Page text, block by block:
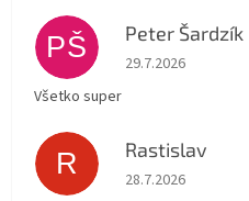
PŠ Peter Šardzík
Hodnotenie
29.7.2026
Všetko super
R Rastislav
Hodnotenie
28.7.2026